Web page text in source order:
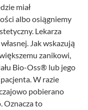
miał
albo osiągniemy
Lekarza
Jak wskazują
zanikowi,
Bio-Oss® lub jego
W razie
pobierano
Oznacza to